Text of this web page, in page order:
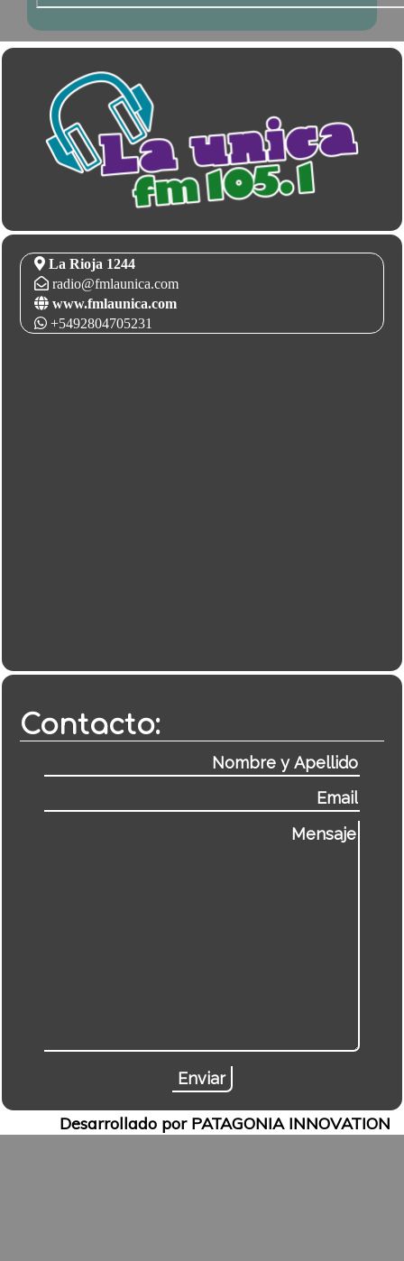
La Rioja 1244
radio@fmlaunica.com
www.fmlaunica.com
+5492804705231
Contacto:
Desarrollado por PATAGONIA INNOVATION